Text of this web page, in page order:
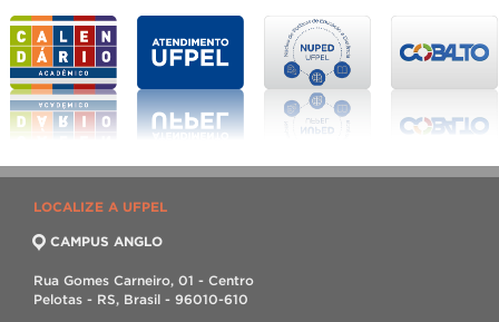
LOCALIZE A UFPEL
CAMPUS ANGLO
Rua Gomes Carneiro, 01 - Centro
Pelotas - RS, Brasil - 96010-610